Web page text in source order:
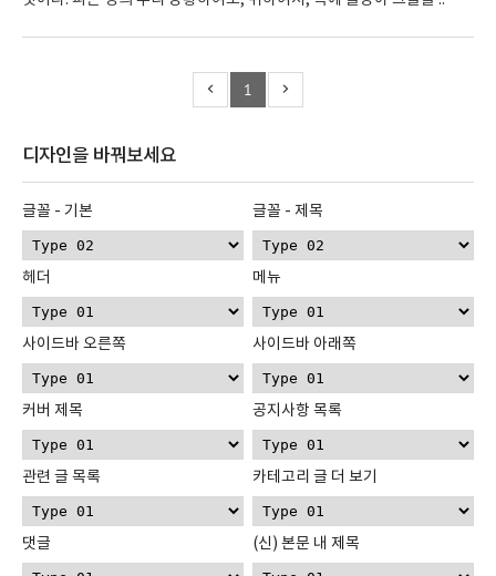
1
디자인을 바꿔보세요
글꼴 - 기본 글꼴 - 제목
헤더 메뉴
사이드바 오른쪽 사이드바 아래쪽
커버 제목 공지사항 목록
관련 글 목록 카테고리 글 더 보기
댓글 (신) 본문 내 제목